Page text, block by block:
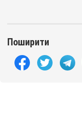
Поширити